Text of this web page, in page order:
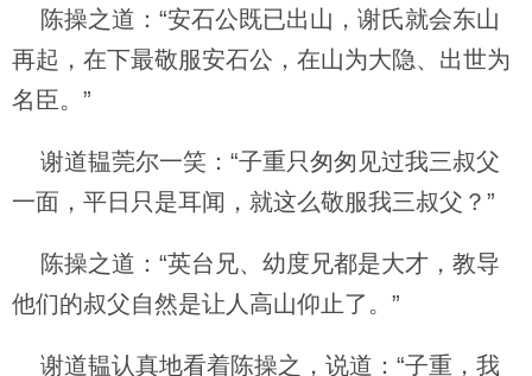
陈操之道：“安石公既已出山，谢氏就会东山
再起，在下最敬服安石公，在山为大隐、出世为
名臣。”
谢道韫莞尔一笑：“子重只匆匆见过我三叔父
一面，平日只是耳闻，就这么敬服我三叔父？”
陈操之道：“英台兄、幼度兄都是大才，教导
他们的叔父自然是让人高山仰止了。”
谢道韫认真地看着陈操之，说道：“子重，我